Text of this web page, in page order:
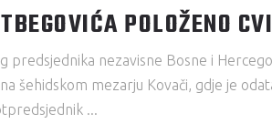
POLOŽENO
predsjednika nezavisne Bosne i
šehidskom mezarju Kovači, gdje je